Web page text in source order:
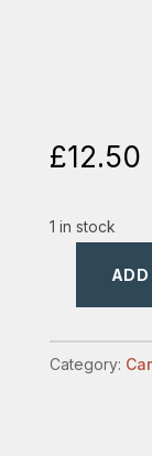
£12.50
1 in stock
preajma
amvonului
ADD
Category: